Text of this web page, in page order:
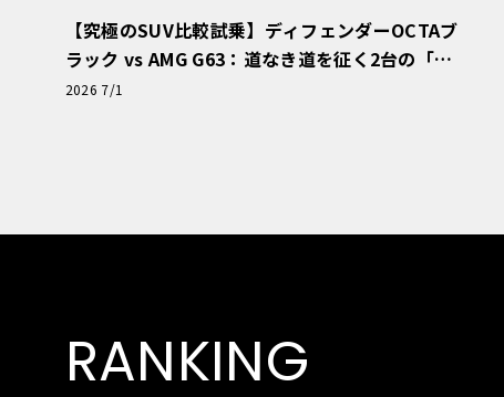
【究極のSUV比較試乗】ディフェンダーOCTAブ
ラック vs AMG G63：道なき道を征く2台の「対
極的アプローチ」
2026 7/1
RANKING